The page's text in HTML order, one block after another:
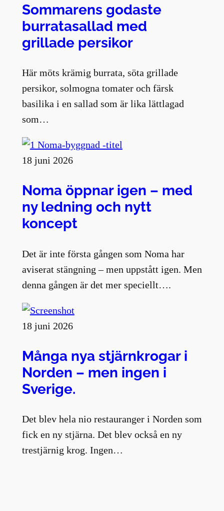
Sommarens godaste
burratasallad med
grillade persikor
Här möts krämig burrata, söta grillade
persikor, solmogna tomater och färsk
basilika i en sallad som är lika lättlagad
som…
18 juni 2026
Noma öppnar igen – med
ny ledning och nytt
koncept
Det är inte första gången som Noma har
aviserat stängning – men uppstått igen. Men
denna gången är det mer speciellt….
18 juni 2026
Många nya stjärnkrogar i
Norden – men ingen i
Sverige.
Det blev hela nio restauranger i Norden som
fick en ny stjärna. Det blev också en ny
trestjärnig krog. Ingen…